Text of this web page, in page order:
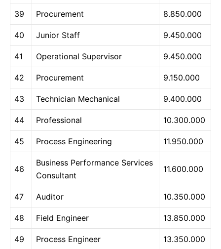
39 Procurement 8.850.000
40 Junior Staff 9.450.000
41 Operational Supervisor 9.450.000
42 Procurement 9.150.000
43 Technician Mechanical 9.400.000
44 Professional 10.300.000
45 Process Engineering 11.950.000
46
Business Performance Services
Consultant
11.600.000
47 Auditor 10.350.000
48 Field Engineer 13.850.000
49 Process Engineer 13.350.000